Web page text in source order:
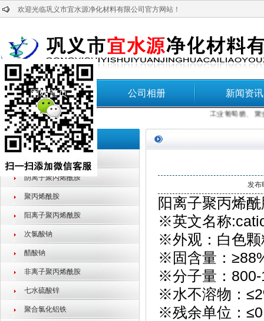
欢迎光临巩义市宜水源净化材料有限公司官方网站！
网站首页 公司相册 新闻资讯
本站热门搜索: 工业葡萄糖、聚合
产品分类
阴离子聚丙烯酰胺
聚丙烯酰胺
阳离子聚丙烯酰胺
次氯酸钠
醋酸钠
非离子聚丙烯酰胺
七水硫酸锌
聚合氯化铝铁
发
阳离子聚丙烯
※英文名称
※外观：白色颗
※固含量：
※分子量：800-
※水不溶物：
※残余单位：